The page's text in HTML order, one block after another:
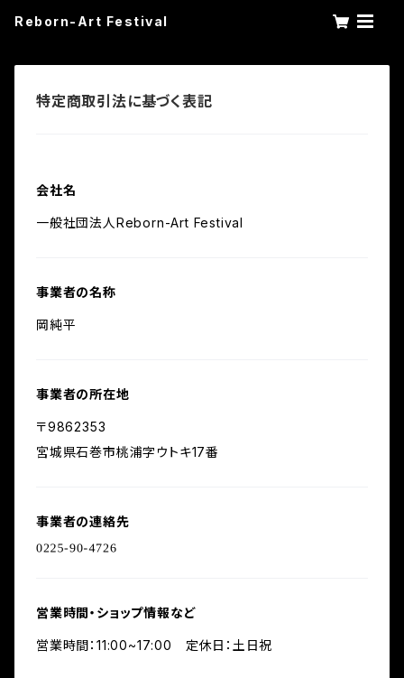
Reborn-Art Festival
特定商取引法に基づく表記
会社名
一般社団法人Reborn-Art Festival
事業者の名称
岡純平
事業者の所在地
〒9862353
宮城県石巻市桃浦字ウトキ17番
事業者の連絡先
営業時間・ショップ情報など
営業時間：11:00~17:00 定休日：土日祝